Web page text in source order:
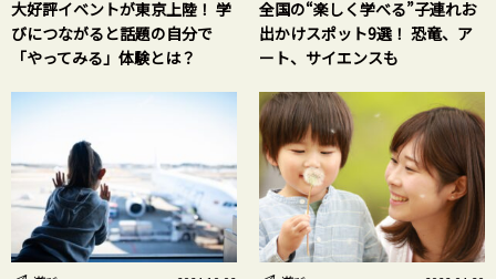
大好評イベントが東京上陸！ 学
びにつながると話題の自分で
「やってみる」体験とは？
全国の“楽しく学べる”子連れお
出かけスポット9選！ 恐竜、ア
ート、サイエンスも